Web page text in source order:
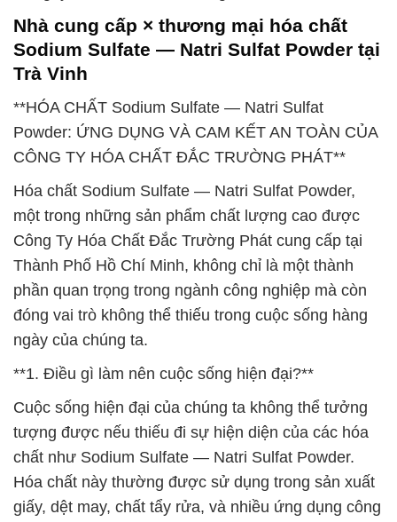
Nhà cung cấp × thương mại hóa chất
Sodium Sulfate — Natri Sulfat Powder tại
Trà Vinh
**HÓA CHẤT Sodium Sulfate — Natri Sulfat
Powder: ỨNG DỤNG VÀ CAM KẾT AN TOÀN CỦA
CÔNG TY HÓA CHẤT ĐẮC TRƯỜNG PHÁT**
Hóa chất Sodium Sulfate — Natri Sulfat Powder,
một trong những sản phẩm chất lượng cao được
Công Ty Hóa Chất Đắc Trường Phát cung cấp tại
Thành Phố Hồ Chí Minh, không chỉ là một thành
phần quan trọng trong ngành công nghiệp mà còn
đóng vai trò không thể thiếu trong cuộc sống hàng
ngày của chúng ta.
**1. Điều gì làm nên cuộc sống hiện đại?**
Cuộc sống hiện đại của chúng ta không thể tưởng
tượng được nếu thiếu đi sự hiện diện của các hóa
chất như Sodium Sulfate — Natri Sulfat Powder.
Hóa chất này thường được sử dụng trong sản xuất
giấy, dệt may, chất tẩy rửa, và nhiều ứng dụng công